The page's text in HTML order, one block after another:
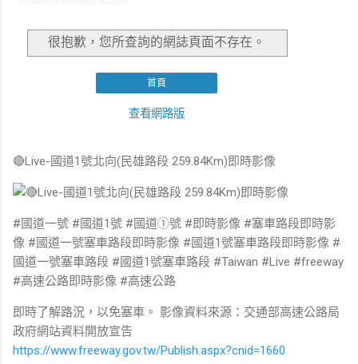
🔴Live-國道1號北向(民雄路段 259.84Km)即時影像
#國道一號 #國道1號 #國道①號 #即時影像 #塞車路段即時影
像 #國道一號塞車路段即時影像 #國道1號塞車路段即時影像 #
國道一號塞車路段 #國道1號塞車路段 #Taiwan #Live #freeway
#高速公路即時影像 #高速公路
即時了解路況，以免塞車。 影像資料來源：交通部高速公路局
政府網站資料開放宣告
https://www.freeway.gov.tw/Publish.aspx?cnid=1660